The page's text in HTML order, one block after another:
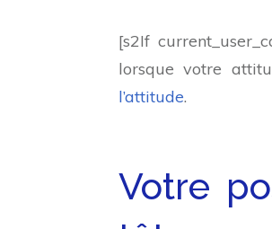
[s2If
lorsque votre
l’attitude.
Votre